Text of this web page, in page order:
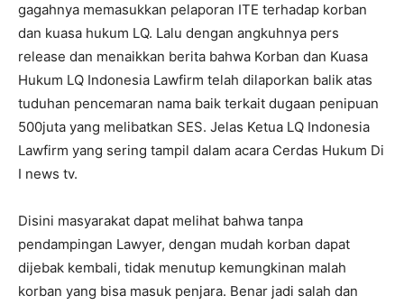
gagahnya memasukkan pelaporan ITE terhadap korban
dan kuasa hukum LQ. Lalu dengan angkuhnya pers
release dan menaikkan berita bahwa Korban dan Kuasa
Hukum LQ Indonesia Lawfirm telah dilaporkan balik atas
tuduhan pencemaran nama baik terkait dugaan penipuan
500juta yang melibatkan SES. Jelas Ketua LQ Indonesia
Lawfirm yang sering tampil dalam acara Cerdas Hukum Di
I news tv.
Disini masyarakat dapat melihat bahwa tanpa
pendampingan Lawyer, dengan mudah korban dapat
dijebak kembali, tidak menutup kemungkinan malah
korban yang bisa masuk penjara. Benar jadi salah dan